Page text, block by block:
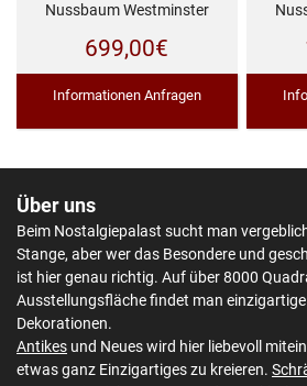
Nussbaum Westminster
699,00€
Informationen Anfragen
Über uns
Beim Nostalgiepalast sucht man
Stange, aber wer das Besondere und
ist hier genau richtig. Auf über 8000
Ausstellungsfläche findet man
Dekorationen.
Antikes und Neues wird hier liebevoll
etwas ganz Einzigartiges zu kreieren.